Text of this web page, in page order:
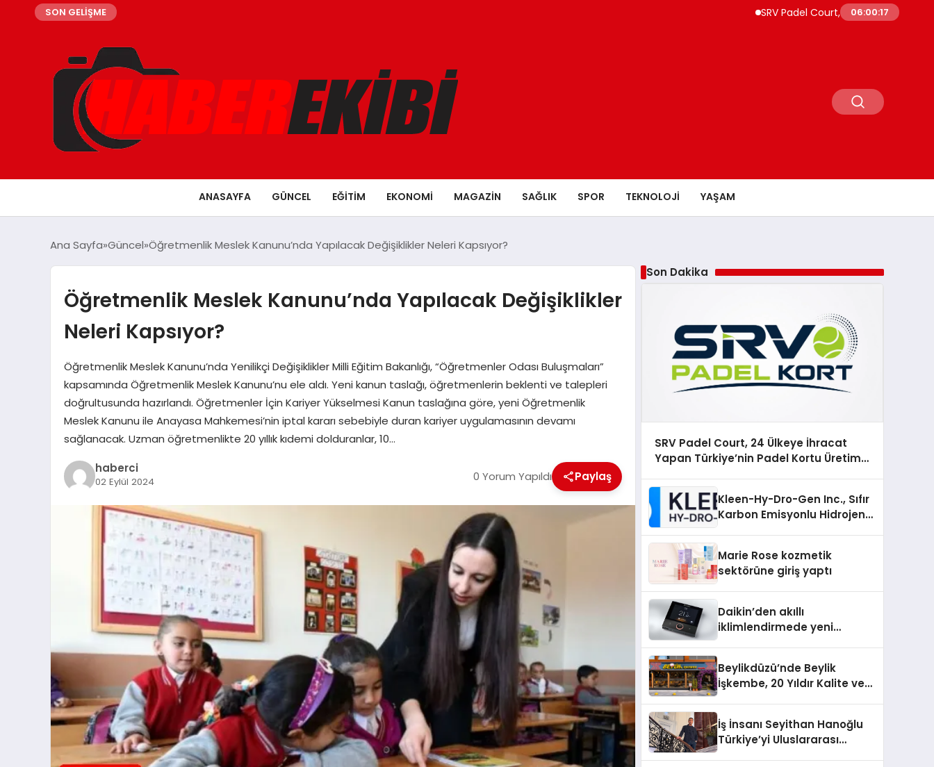
SON GELİŞME SRV Padel Court, 24 Ülkeye İhracat Yapan
06:00:18
ANASAYFA GÜNCEL EĞITIM EKONOMI MAGAZIN SAĞLIK SPOR TEKNOLOJI YAŞAM
Ana Sayfa Güncel Öğretmenlik Meslek Kanunu’nda Yapılacak Değişiklikler Neleri Kapsıyor?
Öğretmenlik Meslek Kanunu’nda Yapılacak Değişiklikler
Neleri Kapsıyor?
Öğretmenlik Meslek Kanunu’nda Yenilikçi Değişiklikler Milli Eğitim Bakanlığı, “Öğretmenler Odası Buluşmaları”
kapsamında Öğretmenlik Meslek Kanunu’nu ele aldı. Yeni kanun taslağı, öğretmenlerin beklenti ve talepleri
doğrultusunda hazırlandı. Öğretmenler İçin Kariyer Yükselmesi Kanun taslağına göre, yeni Öğretmenlik
Meslek Kanunu ile Anayasa Mahkemesi’nin iptal kararı sebebiyle duran kariyer uygulamasının devamı
sağlanacak. Uzman öğretmenlikte 20 yıllık kıdemi dolduranlar, 10…
haberci
02 Eylül 2024 0 Yorum Yapıldı Paylaş
Son Dakika
SRV Padel Court, 24 Ülkeye İhracat
Yapan Türkiye’nin Padel Kortu Üretim
Kleen-Hy-Dro-Gen Inc., Sıfır
Karbon Emisyonlu Hidrojen
Aldı
Marie Rose kozmetik
sektörüne giriş yaptı
Daikin’den akıllı
iklimlendirmede yeni
Beylikdüzü’nde Beylik
İşkembe, 20 Yıldır Kalite ve
İş İnsanı Seyithan Hanoğlu
Türkiye’yi Uluslararası